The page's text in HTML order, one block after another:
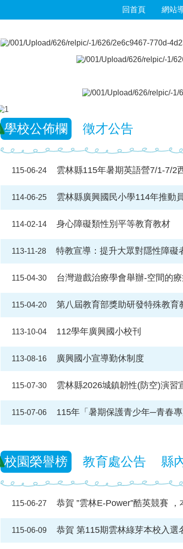
回首頁 網站
:::
學校公佈欄 徵才公告
115-06-24 雲林縣115年暑期英語營7/1-7/2
114-06-25 雲林縣廣興國民小學114年推動
114-02-14 身心障礙類性別平等教育教材
113-11-28 特教宣導：提升大眾對隱性障礙
115-04-30 台灣遊戲治療學會舉辦-空間的療癒力、
115-04-20 第八屆教育部獎助研發特殊教育
113-10-04 112學年廣興國小校刊
113-08-16 廣興國小宣導勤休制度
115-07-30 雲林縣2026城鎮韌性(防空)演習
115-07-06 115年「暑期保護青少年─青春
校園榮譽榜 教育處公告 縣
115-06-27 恭賀 ”雲林E-Power”酷英競賽
115-06-09 恭賀 第115期雲林綠芽本校入選